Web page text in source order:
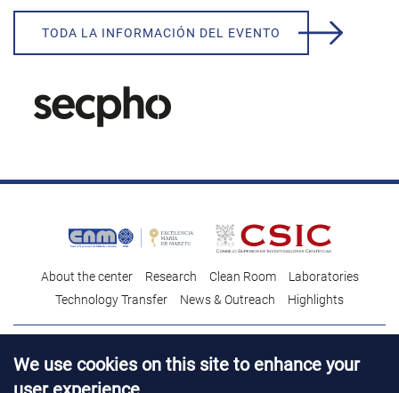
TODA LA INFORMACIÓN DEL EVENTO
About the center Research Clean Room
Laboratories
Technology Transfer
News & Outreach Highlights
Talent
Contracting profile Legal Advice
We use cookies on this site to enhance your